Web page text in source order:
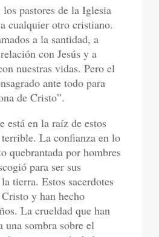
pastores de la Iglesia
cualquier otro cristiano.
a la santidad, a
con Jesús y a
nuestras vidas. Pero el
ante todo para
de Cristo”.
está en la raíz de estos
terrible. La confianza en lo
quebrantada por hombres
para ser sus
tierra. Estos sacerdotes
y han hecho
La crueldad que han
una sombra sobre el